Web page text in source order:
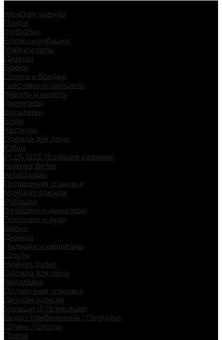
...
Женская одежда
Платья
Футболки
Блузки и рубашки
Майки и топы
Джинсы
Брюки
Шорты и бриджи
Толстовки и свитшоты
Жакеты и жилеты
Джемперы
Водолазки
Боди
Костюмы
Одежда для дома
Юбки
PLUS SIZE (Большие размеры)
Нижнее белье
Аксессуары
Подарочная упаковка
Мужская одежда
Рубашки
Футболки и джемперы
Толстовки и худи
Брюки
Джинсы
Пиджаки и кардиганы
Шорты
Нижнее белье
Одежда для дома
Водолазки
Подарочная упаковка
Детская одежда
Малыши (3-18 месяцев)
Боди / Комбинезоны / Ползунки
Штаны / Шорты
Платья